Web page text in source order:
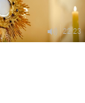
22:23